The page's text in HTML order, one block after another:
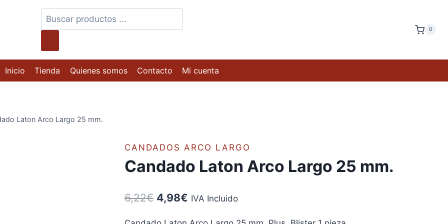
Búsqueda
de
0
Inicio Tienda Quienes somos Contacto Mi cuenta
Laton Arco Largo 25 mm.
CANDADOS ARCO LARGO
Candado Laton Arco Largo 25 mm.
6,22€ El
4,98€ElIVA Incluido